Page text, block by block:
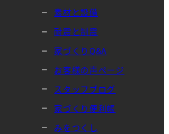
素材と設備
耐震と制震
家づくりQ&A
お客様の声ページ
スタッフブログ
家づくり便利帳
みをつくし